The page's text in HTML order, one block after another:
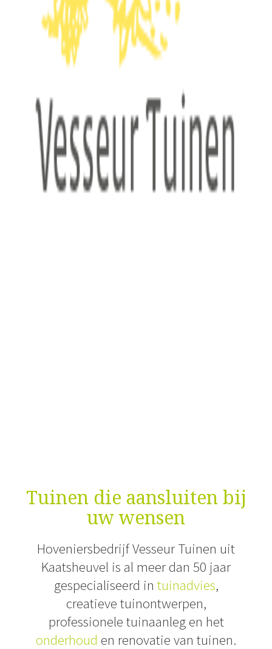
Tuinen die aansluiten bij
uw wensen
Hoveniersbedrijf Vesseur Tuinen uit
Kaatsheuvel is al meer dan 50 jaar
gespecialiseerd in tuinadvies,
creatieve tuinontwerpen,
professionele tuinaanleg en het
onderhoud en renovatie van tuinen.